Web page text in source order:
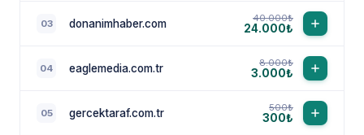
03 donanimhaber.com 40.000₺
24.000₺
04 eaglemedia.com.tr 8.000₺
3.000₺
05 gercektaraf.com.tr 500₺
300₺